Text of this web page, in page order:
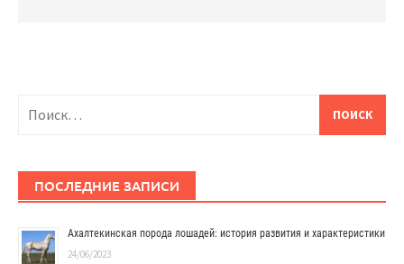
ПОСЛЕДНИЕ ЗАПИСИ
Ахалтекинская порода лошадей: история развития и характеристики
24/06/2023